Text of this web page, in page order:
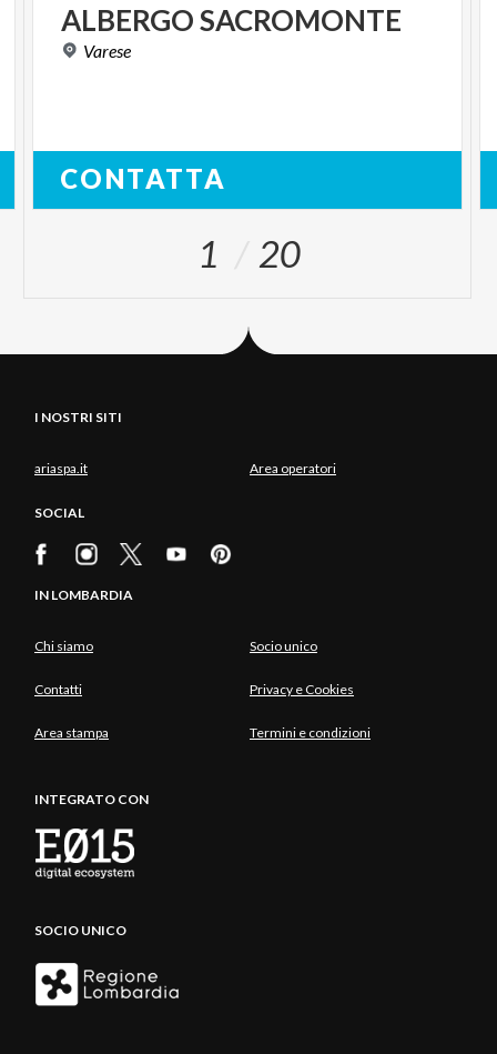
ALBERGOSACROMONTE
Varese
CONTATTA
1 20
I NOSTRI SITI
ariaspa.it Area operatori
SOCIAL
IN LOMBARDIA
Chi siamo Socio unico
Contatti Privacy e Cookies
Area stampa Termini e condizioni
INTEGRATO CON
SOCIO UNICO